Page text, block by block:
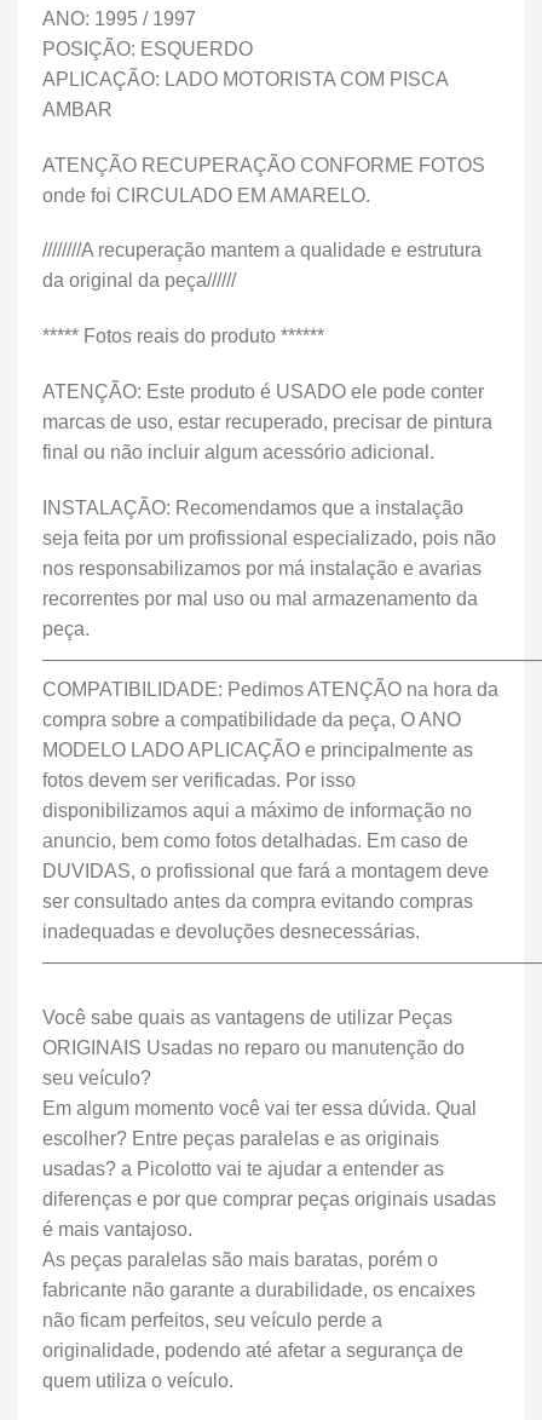
ANO: 1995 / 1997
POSIÇÃO: ESQUERDO
APLICAÇÃO: LADO MOTORISTA COM PISCA
AMBAR
ATENÇÃO RECUPERAÇÃO CONFORME FOTOS
onde foi CIRCULADO EM AMARELO.
////////A recuperação mantem a qualidade e estrutura
da original da peça//////
***** Fotos reais do produto ******
ATENÇÃO: Este produto é USADO ele pode conter
marcas de uso, estar recuperado, precisar de pintura
final ou não incluir algum acessório adicional.
INSTALAÇÃO: Recomendamos que a instalação
seja feita por um profissional especializado, pois não
nos responsabilizamos por má instalação e avarias
recorrentes por mal uso ou mal armazenamento da
peça.
COMPATIBILIDADE: Pedimos ATENÇÃO na hora da
compra sobre a compatibilidade da peça, O ANO
MODELO LADO APLICAÇÃO e principalmente as
fotos devem ser verificadas. Por isso
disponibilizamos aqui a máximo de informação no
anuncio, bem como fotos detalhadas. Em caso de
DUVIDAS, o profissional que fará a montagem deve
ser consultado antes da compra evitando compras
inadequadas e devoluções desnecessárias.
Você sabe quais as vantagens de utilizar Peças
ORIGINAIS Usadas no reparo ou manutenção do
seu veículo?
Em algum momento você vai ter essa dúvida. Qual
escolher? Entre peças paralelas e as originais
usadas? a Picolotto vai te ajudar a entender as
diferenças e por que comprar peças originais usadas
é mais vantajoso.
As peças paralelas são mais baratas, porém o
fabricante não garante a durabilidade, os encaixes
não ficam perfeitos, seu veículo perde a
originalidade, podendo até afetar a segurança de
quem utiliza o veículo.